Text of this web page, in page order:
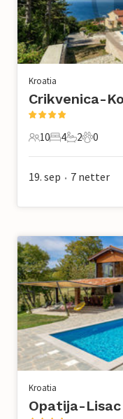
Kroatia
Crikvenica-
10 Gjester
10
4 Soverom
4
2 Bad
2
0
0
19. sep • 7 netter
Kroatia
Opatija-Lisac